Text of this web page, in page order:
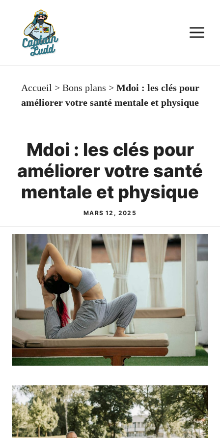
contenu
Accueil > Bons plans > Mdoi : les clés pour
améliorer votre santé mentale et physique
Mdoi : les clés pour
améliorer votre santé
mentale et physique
MARS 12, 2025